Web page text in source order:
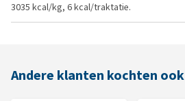
3035 kcal/kg, 6 kcal/traktatie.
Andere klanten kochten ook